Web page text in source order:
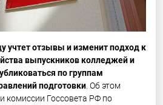
учтет отзывы и изменит подход к
выпускников колледжей и
по группам
подготовки. Об этом
комиссии Госсовета РФ по